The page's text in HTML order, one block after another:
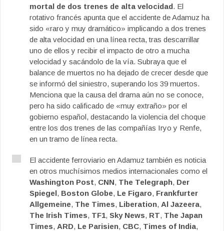
mortal de dos trenes de alta velocidad. El
rotativo francés apunta que el accidente de Adamuz ha
sido «raro y muy dramático» implicando a dos trenes
de alta velocidad en una línea recta, tras descarrillar
uno de ellos y recibir el impacto de otro a mucha
velocidad y sacándolo de la vía. Subraya que el
balance de muertos no ha dejado de crecer desde que
se informó del siniestro, superando los 39 muertos.
Menciona que la causa del drama aún no se conoce,
pero ha sido calificado de «muy extraño» por el
gobierno español, destacando la violencia del choque
entre los dos trenes de las compañías Iryo y Renfe,
en un tramo de línea recta.
El accidente ferroviario en Adamuz también es noticia
en otros muchísimos medios internacionales como el
Washington Post, CNN, The Telegraph, Der
Spiegel, Boston Globe, Le Figaro, Frankfurter
Allgemeine, The Times, Liberation, Al Jazeera,
The Irish Times, TF1, Sky News, RT, The Japan
Times, ARD, Le Parisien, CBC, Times of India,